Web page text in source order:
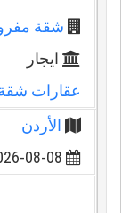
شقة
ايجار
عقارات
الأردن
2026-08-08